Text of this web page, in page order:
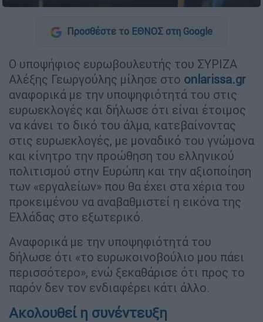
Προσθέστε το ΕΘΝΟΣ στη Google
O υποψήφιος ευρωβουλευτής του ΣΥΡΙΖΑ
Αλέξης Γεωργούλης μίλησε στο onlarissa.gr
αναφορικά με την υποψηφιότητά του στις
ευρωεκλογές και δήλωσε ότι είναι έτοιμος
να κάνει το δικό του άλμα, κατεβαίνοντας
στις ευρωεκλογές, με μοναδικό του γνώμονα
και κίνητρο την προώθηση του ελληνικού
πολιτισμού στην Ευρώπη και την αξιοποίηση
των «εργαλείων» που θα έχει στα χέρια του
προκειμένου να αναβαθμιστεί η εικόνα της
Ελλάδας στο εξωτερικό.
Αναφορικά με την υποψηφιότητά του
δήλωσε ότι «το ευρωκοινοβούλιο μου πάει
περισσότερο», ενώ ξεκαθάρισε ότι προς το
παρόν δεν τον ενδιαφέρει κάτι άλλο.
Ακολουθεί η συνέντευξη